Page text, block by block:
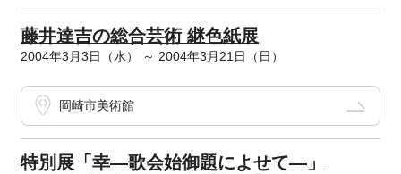
藤井達吉の総合芸術 継色紙展
2004年3月3日（水） ～ 2004年3月21日（日）
岡崎市美術館
特別展「幸―歌会始御題によせて―」